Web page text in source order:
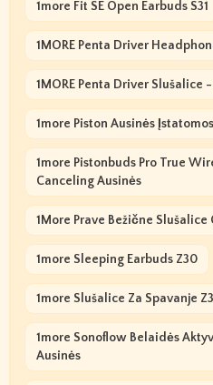
1more Fit SE Open Earbuds S31
1MORE Penta Driver
1MORE Penta Driver Slušalice -
1more Piston Ausinės
1more Pistonbuds Pro True
Canceling Ausinės
1More Prave Bežične Slušalice
1more Sleeping Earbuds Z30
1more Slušalice Za Spavanje
1more Sonoflow Belaidės
Ausinės